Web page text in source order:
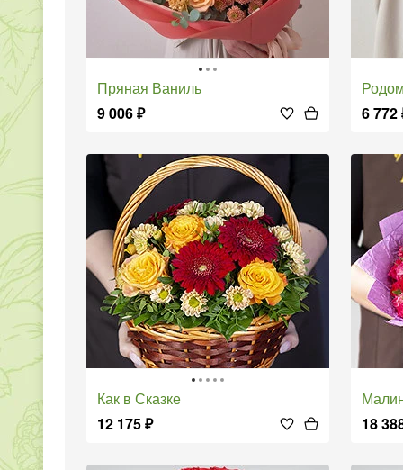
Пряная Ваниль
9 006₽
6 772
Как в Сказке
12 175₽
18